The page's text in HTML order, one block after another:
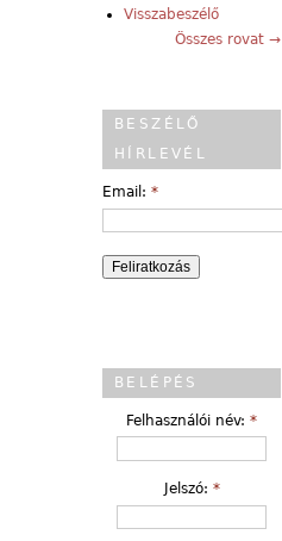
Visszabeszélő
Összes rovat →
BESZÉLŐ
HÍRLEVÉL
Email: *
BELÉPÉS
Felhasználói név: *
Jelszó: *